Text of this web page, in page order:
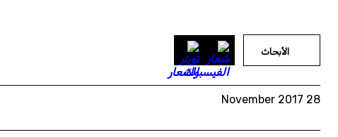
الأبحاث
28 November 2017